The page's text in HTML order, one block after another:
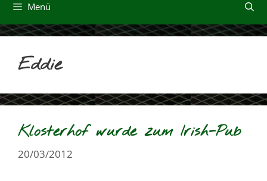
Menü
Eddie
Klosterhof wurde zum Irish-Pub
20/03/2012